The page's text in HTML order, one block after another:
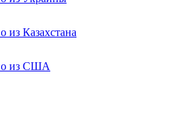
из Казахстана
из США